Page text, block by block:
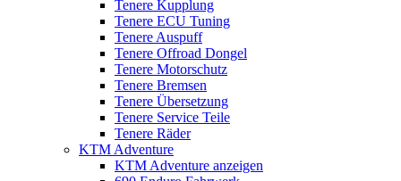
Tenere Kupplung
Tenere ECU Tuning
Tenere Auspuff
Tenere Offroad Dongel
Tenere Motorschutz
Tenere Bremsen
Tenere Übersetzung
Tenere Service Teile
Tenere Räder
KTM Adventure
KTM Adventure anzeigen